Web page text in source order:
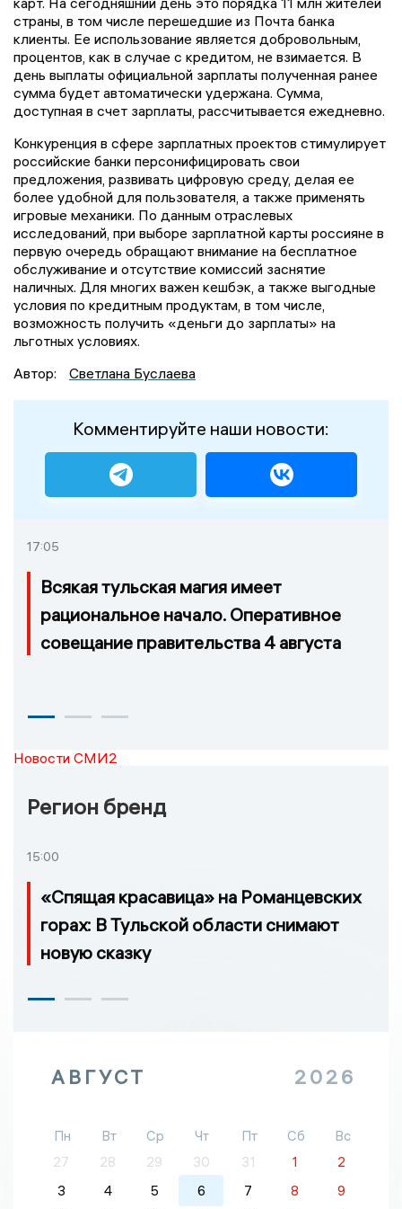
страны, в том числе перешедшие из Почта банка
клиенты. Ее использование является добровольным,
процентов, как в случае с кредитом, не взимается. В
день выплаты официальной зарплаты полученная ранее
сумма будет автоматически удержана. Сумма,
доступная в счет зарплаты, рассчитывается ежедневно.
Конкуренция в сфере зарплатных проектов стимулирует
российские банки персонифицировать свои
предложения, развивать цифровую среду, делая ее
более удобной для пользователя, а также применять
игровые механики. По данным отраслевых
исследований, при выборе зарплатной карты россияне в
первую очередь обращают внимание на бесплатное
обслуживание и отсутствие комиссий заснятие
наличных. Для многих важен кешбэк, а также выгодные
условия по кредитным продуктам, в том числе,
возможность получить «деньги до зарплаты» на
льготных условиях.
Автор:
Светлана Буслаева
Комментируйте наши новости:
17:05
Всякая тульская магия имеет
рациональное начало. Оперативное
совещание правительства 4 августа
Новости СМИ2
Регион бренд
15:00
«Спящая красавица» на Романцевских
горах: В Тульской области снимают
новую сказку
АВГУСТ 2026
Пн Вт Ср Чт Пт Сб
Вс
27
28 29 30 31 1
2
3
4 5 6 7 8
9